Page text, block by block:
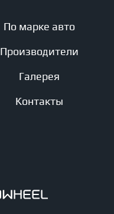
По марке авто
Производители
Галерея
Контакты